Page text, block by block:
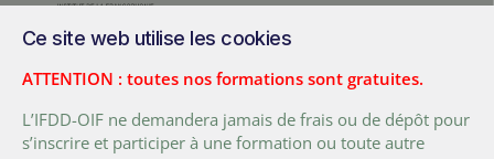
Canada
Tél. :+ (1) 418 692 5727
Fax :+ (1) 418 692 5644
Ce site web utilise les cookies
ATTENTION : toutes nos formations sont gratuites.
L’IFDD-OIF ne demandera jamais de frais ou de dépôt pour
s’inscrire et participer à une formation ou toute autre